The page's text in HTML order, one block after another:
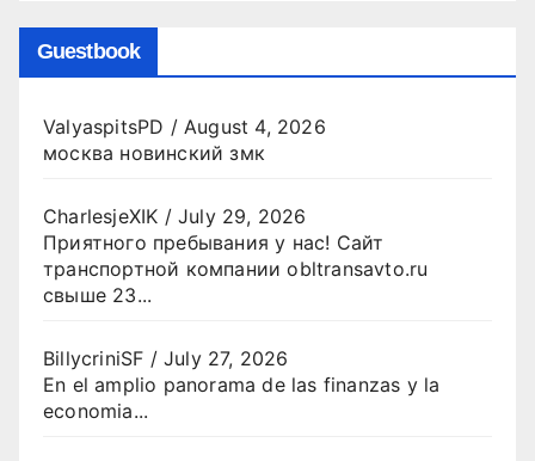
Guestbook
ValyaspitsPD / August 4, 2026
москва новинский змк
CharlesjeXIK /July 29, 2026
Приятного пребывания у нас! Сайт
транспортной компании obltransavto.ru
свыше 23...
BillycriniSF /July 27, 2026
En el amplio panorama de las finanzas y la
economia...